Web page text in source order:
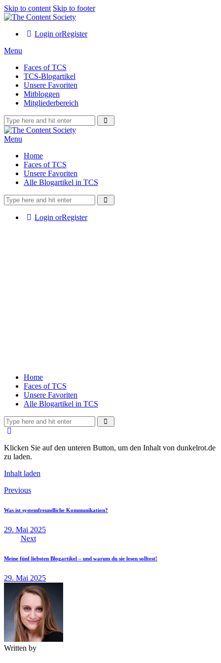
Skip to content Skip to footer
Login orRegister
Menu
Faces of TCS
TCS-Blogartikel
Unsere Favoriten
Mitbloggen
Mitgliederbereich
Menu
Home
Faces of TCS
Unsere Favoriten
Alle Blogartikel in TCS
Login orRegister
Home
Faces of TCS
Unsere Favoriten
Alle Blogartikel in TCS
Klicken Sie auf den unteren Button, um den Inhalt von dunkelrot.de
zu laden.
Inhalt laden
Beitragsnavigation
Previous
Was ist systemfreundliche Kommunikation?
29. Mai 2025
Next
Meine fünf liebsten Blogartikel – und warum du sie lesen solltest!
29. Mai 2025
Written by